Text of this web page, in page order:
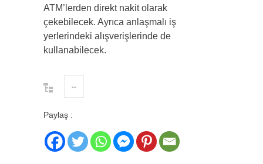
ATM’lerden direkt nakit olarak
çekebilecek. Ayrıca anlaşmalı iş
yerlerindeki alışverişlerinde de
kullanabilecek.
--
Paylaş :